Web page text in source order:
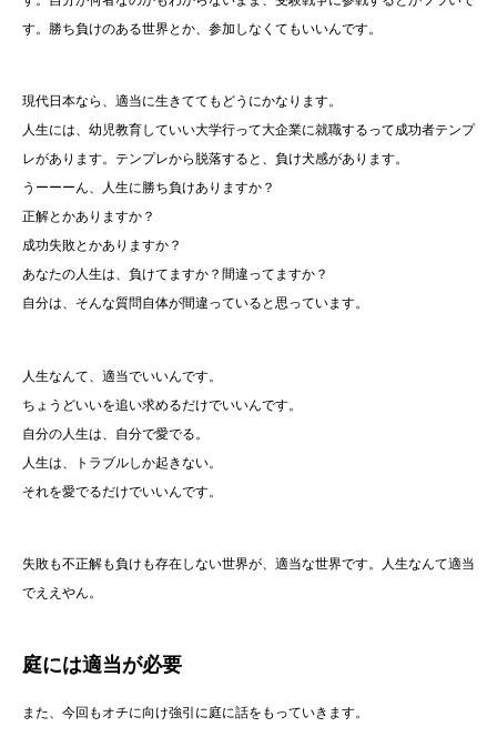
す。勝ち負けのある世界とか、参加しなくてもいいんです。
現代日本なら、適当に生きててもどうにかなります。
人生には、幼児教育していい大学行って大企業に就職するって成功者テンプ
レがあります。テンプレから脱落すると、負け犬感があります。
うーーーん、人生に勝ち負けありますか？
正解とかありますか？
成功失敗とかありますか？
あなたの人生は、負けてますか？間違ってますか？
自分は、そんな質問自体が間違っていると思っています。
人生なんて、適当でいいんです。
ちょうどいいを追い求めるだけでいいんです。
自分の人生は、自分で愛でる。
人生は、トラブルしか起きない。
それを愛でるだけでいいんです。
失敗も不正解も負けも存在しない世界が、適当な世界です。人生なんて適当
でええやん。
庭には適当が必要
また、今回もオチに向け強引に庭に話をもっていきます。